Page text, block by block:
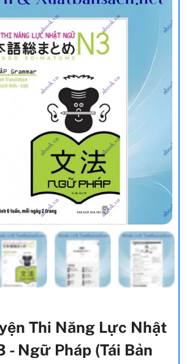
Thi Năng Lực Nhật
- Ngữ Pháp (Tái Bản